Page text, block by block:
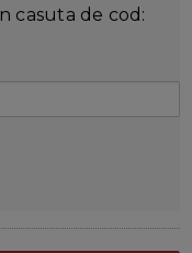
casuta de cod: